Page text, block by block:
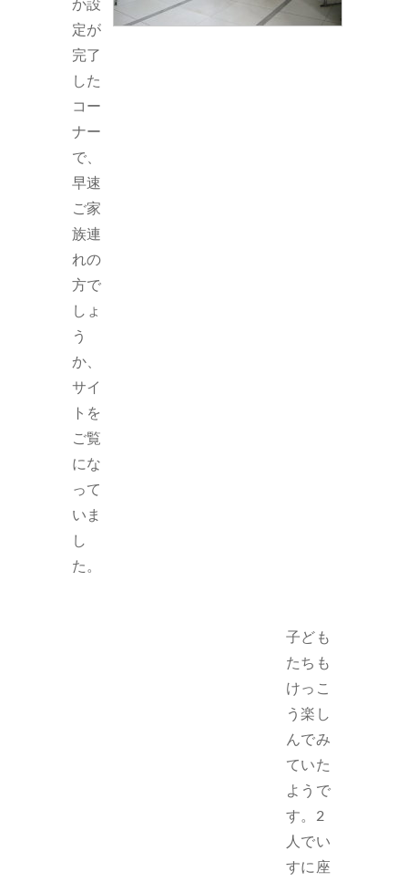
定が
完了
した
コー
ナー
で、
早速
ご家
族連
れの
方で
しょ
う
か、
サイ
トを
ご覧
にな
って
いま
し
た。
子ども
たちも
けっこ
う楽し
んでみ
ていた
ようで
す。2
人でい
すに座